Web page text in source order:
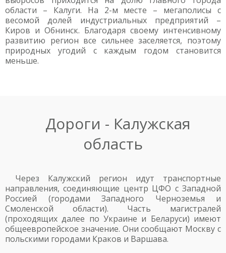
области – Калуги. На 2-м месте – мегаполисы с
весомой долей индустриальных предприятий –
Киров и Обнинск. Благодаря своему интенсивному
развитию регион все сильнее заселяется, поэтому
природных угодий с каждым годом становится
меньше.
Дороги - Калужская
область
Через Калужский регион идут транспортные
направления, соединяющие центр ЦФО с Западной
Россией (городами Западного Черноземья и
Смоленской области). Часть магистралей
(проходящих далее по Украине и Беларуси) имеют
общеевропейское значение. Они сообщают Москву с
польскими городами Краков и Варшава.